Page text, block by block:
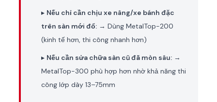
▸ Nếu chỉ cần chịu xe nâng/xe bánh đặc
trên sàn mới đổ: → Dùng MetalTop-200
(kinh tế hơn, thi công nhanh hơn)
▸ Nếu cần sửa chữa sàn cũ đã mòn sâu: →
MetalTop-300 phù hợp hơn nhờ khả năng thi
công lớp dày 13–75mm